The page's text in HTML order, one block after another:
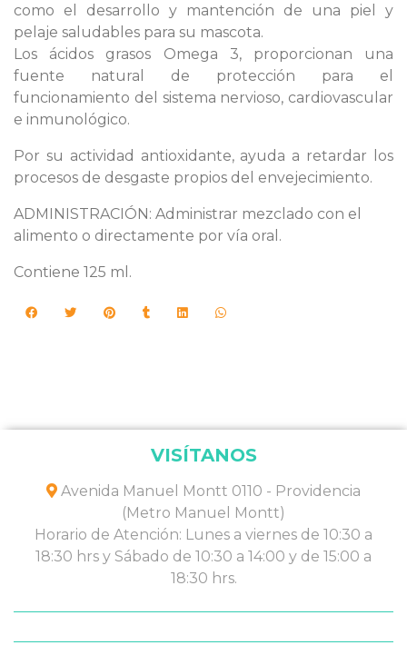
como el desarrollo y mantención de una piel y
pelaje saludables para su mascota.
Los ácidos grasos Omega 3, proporcionan una
fuente natural de protección para el
funcionamiento del sistema nervioso, cardiovascular
e inmunológico.
Por su actividad antioxidante, ayuda a retardar los
procesos de desgaste propios del envejecimiento.
ADMINISTRACIÓN: Administrar mezclado con el
alimento o directamente por vía oral.
Contiene 125 ml.
VISÍTANOS
Avenida Manuel Montt 0110 - Providencia
(Metro Manuel Montt)
Horario de Atención: Lunes a viernes de 10:30 a
18:30 hrs y Sábado de 10:30 a 14:00 y de 15:00 a
18:30 hrs.